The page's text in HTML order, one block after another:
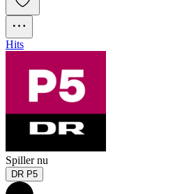
Hits
Spiller nu
DR P5